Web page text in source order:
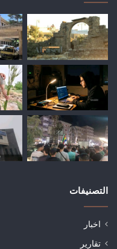
التصنيفات
اخبار
تقارير